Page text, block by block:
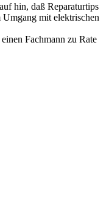
hin, daß Reparaturtips
mit elektrischen
Fachmann zu Rate